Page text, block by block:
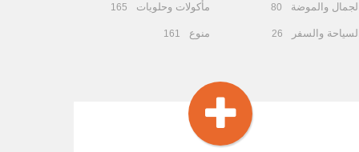
الجمال والموضة 80
السياحة والسفر 26
مأكولات وحلويات 165
منوع 161